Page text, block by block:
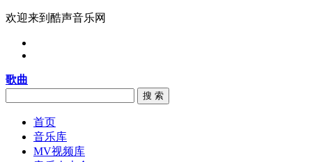
欢迎来到酷声音乐网
歌曲
搜 索
首页
音乐库
MV视频库